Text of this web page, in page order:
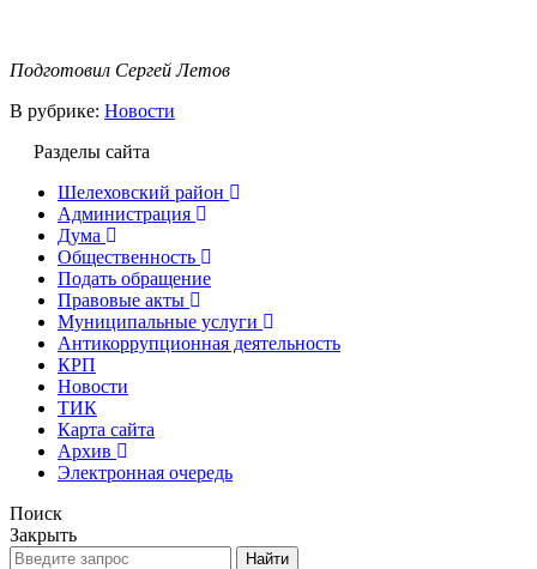
Подготовил Сергей Летов
В рубрике: Новости
Разделы сайта
Шелеховский район
Администрация
Дума
Общественность
Подать обращение
Правовые акты
Муниципальные услуги
Антикоррупционная деятельность
КРП
Новости
ТИК
Карта сайта
Архив
Электронная очередь
Поиск
Закрыть
Найти